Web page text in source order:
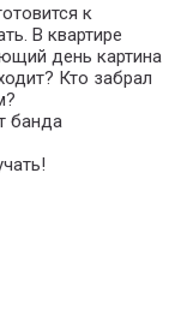
к
В квартире
день картина
Кто забрал
банда